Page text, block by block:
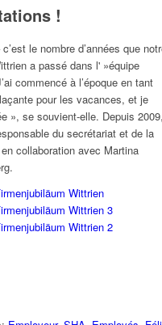
!
le nombre d’années que
a passé dans l' »équipe
commencé à l’époque en tant
pour les vacances, et je
», se souvient-elle. Depuis 2009,
du secrétariat et de la
collaboration avec Martina